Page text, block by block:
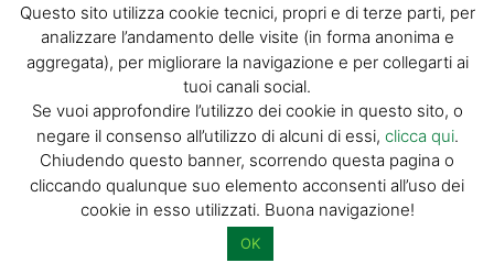
Questo sito utilizza cookie tecnici, propri e di terze parti, per
analizzare l’andamento delle visite (in forma anonima e
aggregata), per migliorare la navigazione e per collegarti ai
tuoi canali social.
Se vuoi approfondire l’utilizzo dei cookie in questo sito, o
negare il consenso all’utilizzo di alcuni di essi, clicca qui.
Chiudendo questo banner, scorrendo questa pagina o
cliccando qualunque suo elemento acconsenti all’uso dei
cookie in esso utilizzati. Buona navigazione!
OK